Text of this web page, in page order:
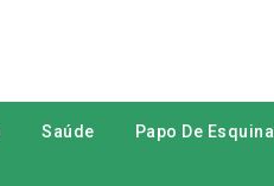
Saúde Papo De Esquina